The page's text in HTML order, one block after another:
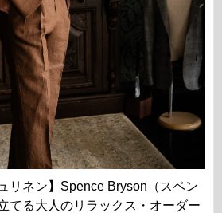
リネン】Spence Bryson（スペン
てる大人のリラックス・オーダー